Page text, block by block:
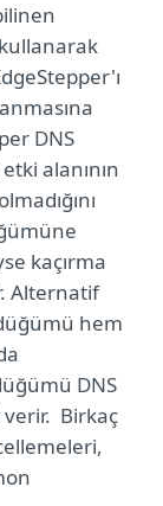
DNS
alanının
kaçırma
Alternatif
hem
DNS
verir. Birkaç